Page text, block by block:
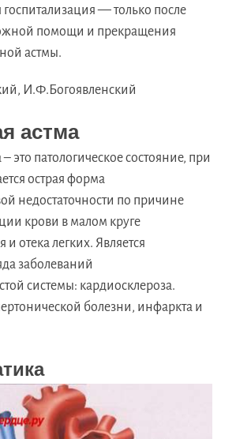
госпитализация — только после
помощи и прекращения
астмы.
И.Ф.Богоявленский
астма
это патологическое состояние, при
острая форма
недостаточности по причине
крови в малом круге
отека легких. Является
заболеваний
системы: кардиосклероза.
болезни, инфаркта и